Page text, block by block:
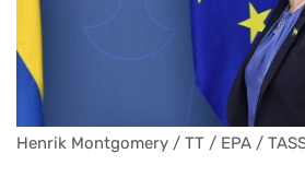
Henrik Montgomery / TT / EPA /